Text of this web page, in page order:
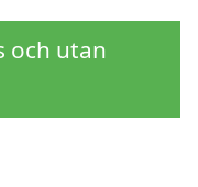
och utan